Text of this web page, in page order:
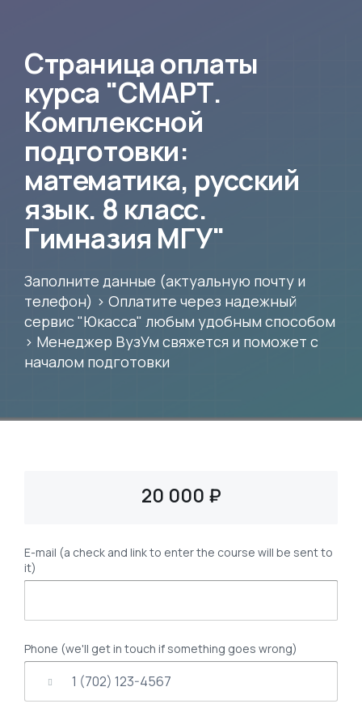
Страница оплаты
курса "СМАРТ.
Комплексной
подготовки:
математика, русский
язык. 8 класс.
Гимназия МГУ"
Заполните данные (актуальную почту и
телефон) > Оплатите через надежный
сервис "Юкасса" любым удобным способом
> Менеджер ВузУм свяжется и поможет с
началом подготовки
20 000 ₽
E-mail (a check and link to enter the course will be sent to
it)
Phone (we'll get in touch if something goes wrong)